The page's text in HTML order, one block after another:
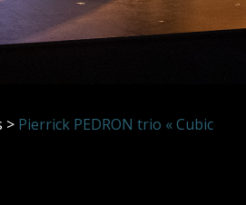
> Pierrick PEDRON trio « Cubic